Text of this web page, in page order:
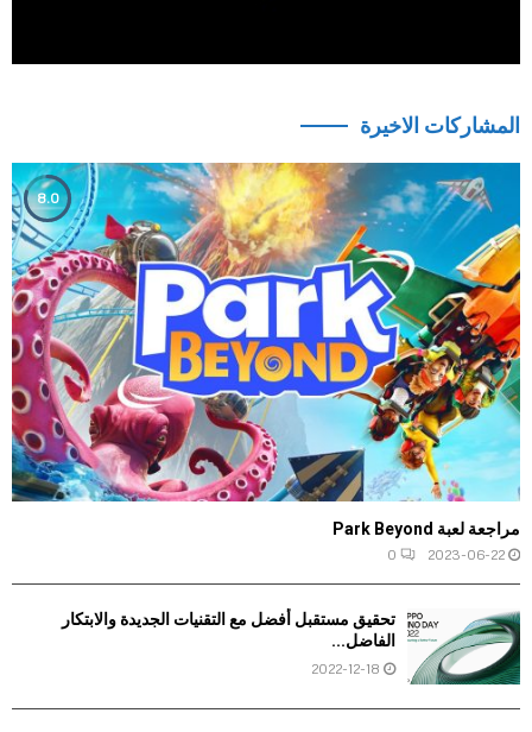
المشاركات الاخيرة
مراجعة لعبة Park Beyond
2023-06-22
0
8.0
تحقيق مستقبل أفضل مع التقنيات الجديدة والابتكار
الفاضل...
2022-12-18